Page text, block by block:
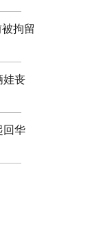
拘留
娃丧
回华